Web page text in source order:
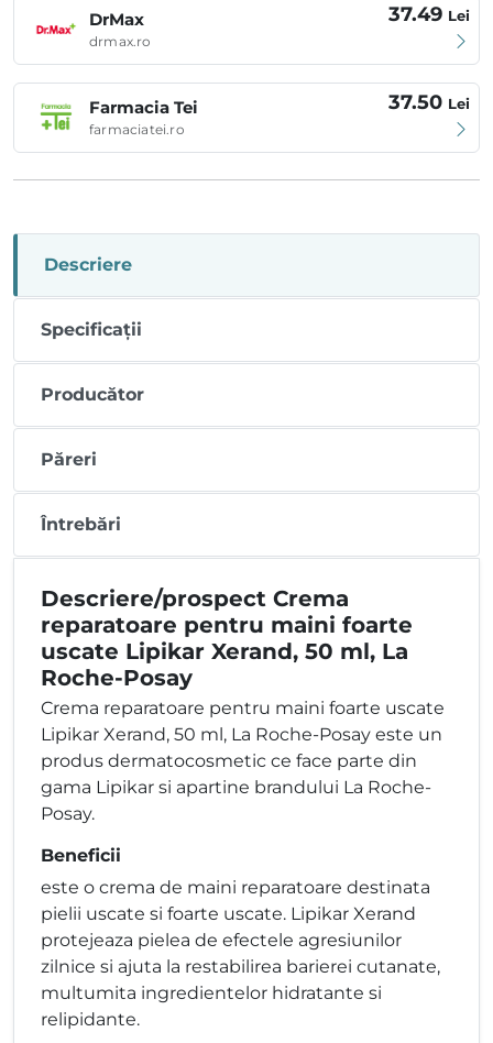
DrMax
drmax.ro
37.49 Lei
Farmacia Tei
farmaciatei.ro
37.50 Lei
Descriere
Specificații
Producător
Păreri
Întrebări
Descriere/prospect Crema
reparatoare pentru maini foarte
uscate Lipikar Xerand, 50 ml, La
Roche-Posay
Crema reparatoare pentru maini foarte uscate
Lipikar Xerand, 50 ml, La Roche-Posay este un
produs dermatocosmetic ce face parte din
gama Lipikar si apartine brandului La Roche-
Posay.
Beneficii
este o crema de maini reparatoare destinata
pielii uscate si foarte uscate. Lipikar Xerand
protejeaza pielea de efectele agresiunilor
zilnice si ajuta la restabilirea barierei cutanate,
multumita ingredientelor hidratante si
relipidante.